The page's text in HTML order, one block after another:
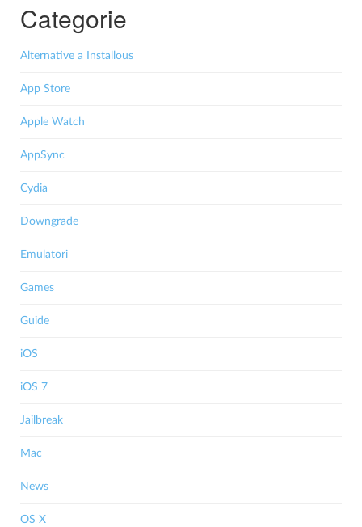
Categorie
Alternative a Installous
App Store
Apple Watch
AppSync
Cydia
Downgrade
Emulatori
Games
Guide
iOS
iOS 7
Jailbreak
Mac
News
OS X